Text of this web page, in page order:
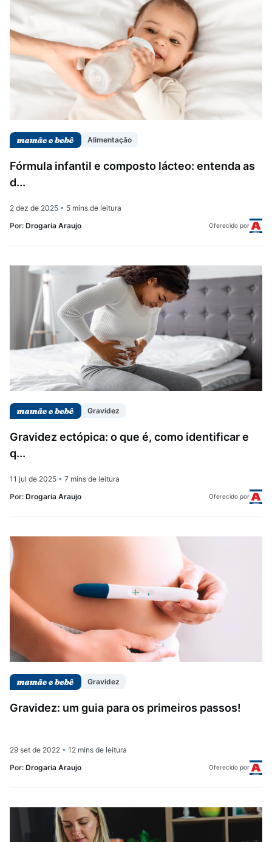
Saúde da mulher
Saúde do homem
Alimentação
Fórmula infantil e composto lácteo: entenda as
d...
2 dez de 2025 • 5 mins de leitura
Por: Drogaria Araujo Oferecido por
Gravidez
Gravidez ectópica: o que é, como identificar e
q...
11 jul de 2025 • 7 mins de leitura
Por: Drogaria Araujo Oferecido por
Gravidez
Gravidez: um guia para os primeiros passos!
29 set de 2022 • 12 mins de leitura
Por: Drogaria Araujo Oferecido por